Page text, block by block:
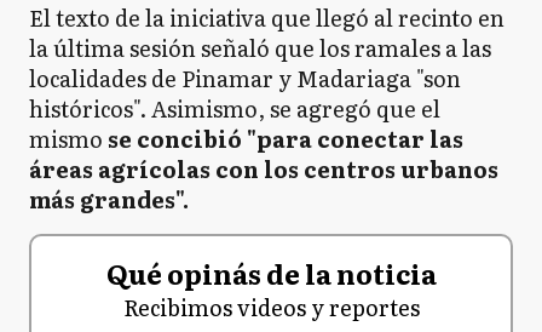
El texto de la iniciativa que llegó al recinto en
la última sesión señaló que los ramales a las
localidades de Pinamar y Madariaga "son
históricos". Asimismo, se agregó que el
mismo se concibió "para conectar las
áreas agrícolas con los centros urbanos
más grandes".
Qué opinás de la noticia
Recibimos videos y reportes